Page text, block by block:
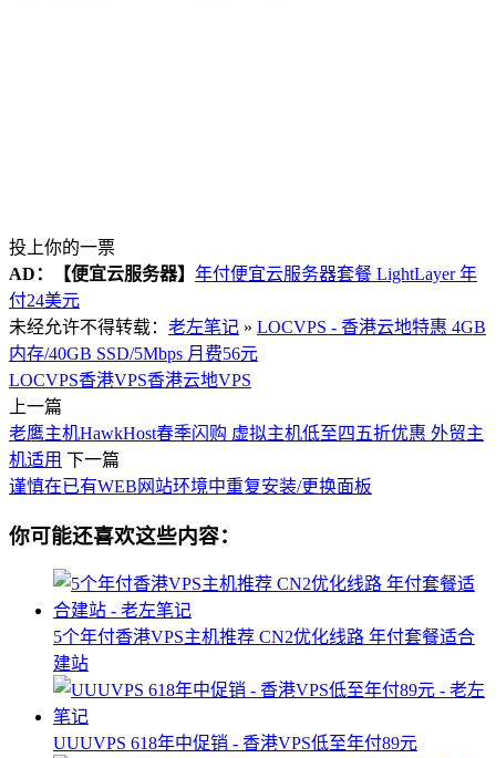
投上你的一票
AD：
【便宜云服务器】 年付便宜云服务器套餐 LightLayer 年
付24美元
未经允许不得转载： 老左笔记 » LOCVPS - 香港云地特惠 4GB
内存/40GB SSD/5Mbps 月费56元
LOCVPS香港VPS香港云地VPS
上一篇
老鹰主机HawkHost春季闪购 虚拟主机低至四五折优惠 外贸主
机适用 下一篇
谨慎在已有WEB网站环境中重复安装/更换面板
你可能还喜欢这些内容：
5个年付香港VPS主机推荐 CN2优化线路 年付套餐适合
建站
UUUVPS 618年中促销 - 香港VPS低至年付89元